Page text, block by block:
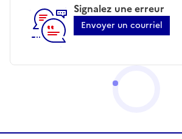
Signalez une erreur
Envoyer un courriel